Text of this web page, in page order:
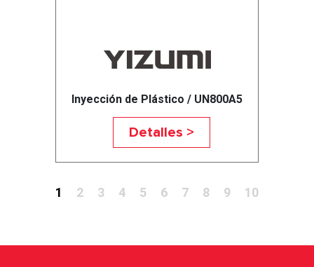
Inyección de Plástico / UN800A5
Detalles >
1 2 3 4 5 6 7 8 9 10